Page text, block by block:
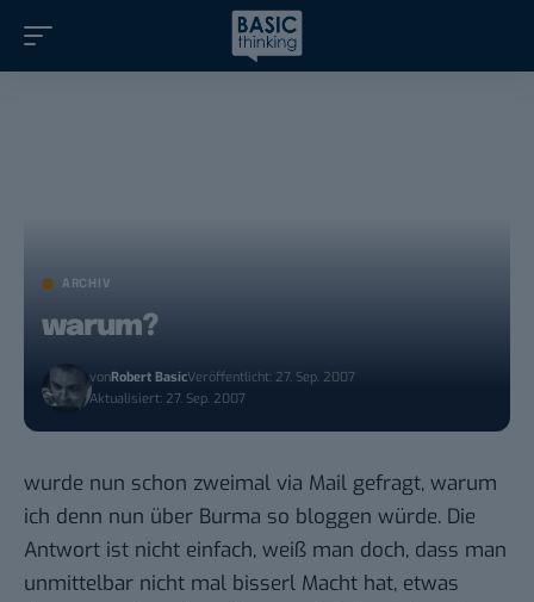
ARCHIV
warum?
vonRobert BasicVeröffentlicht: 27. Sep. 2007
Aktualisiert: 27. Sep. 2007
wurde nun schon zweimal via Mail gefragt, warum
ich denn nun über Burma so bloggen würde. Die
Antwort ist nicht einfach, weiß man doch, dass man
unmittelbar nicht mal bisserl Macht hat, etwas